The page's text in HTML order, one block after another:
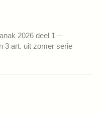
2026 deel 1 –
3 art. uit zomer serie